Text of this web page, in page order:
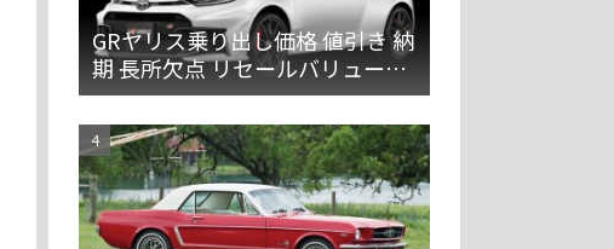
GRヤリス乗り出し価格 値引き 納
期 長所欠点 リセールバリューを
解説